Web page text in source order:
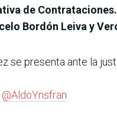
de Contrataciones.
Bordón Leiva y
se presenta ante la
@AldoYnsfran